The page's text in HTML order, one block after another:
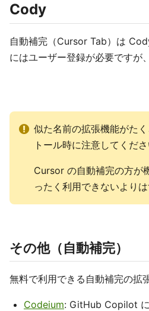
Cody
自動補完（Cursor Tab）は
にはユーザー登録が必要ですが
似た名前の拡張機能がた
トール時に注意してくださ
Cursor の自動補完の方が
ったく利用できないよりは
その他（自動補完）
無料で利用できる自動補完の拡
Codeium: GitHub Copilot